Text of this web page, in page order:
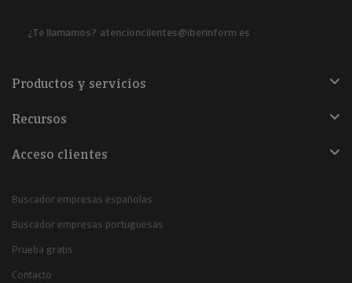
¿Te llamamos? atencionclientes@iberinform.es
Productos y servicios
Recursos
Acceso clientes
Buscador empresas españolas
Buscador empresas portuguesas
Prueba gratis
Contacto